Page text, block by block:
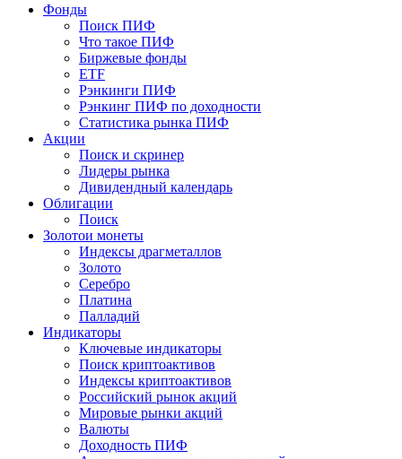
Фонды
Поиск ПИФ
Что такое ПИФ
Биржевые фонды
ETF
Рэнкинги ПИФ
Рэнкинг ПИФ по доходности
Статистика рынка ПИФ
Акции
Поиск и скринер
Лидеры рынка
Дивидендный календарь
Облигации
Поиск
Золотои монеты
Индексы драгметаллов
Золото
Серебро
Платина
Палладий
Индикаторы
Ключевые индикаторы
Поиск криптоактивов
Индексы криптоактивов
Российский рынок акций
Мировые рынки акций
Валюты
Доходность ПИФ